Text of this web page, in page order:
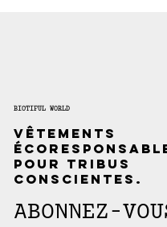
Vêtements
pour tribus
conscientes.
BIOTIFUL WORLD
ABONNEZ-